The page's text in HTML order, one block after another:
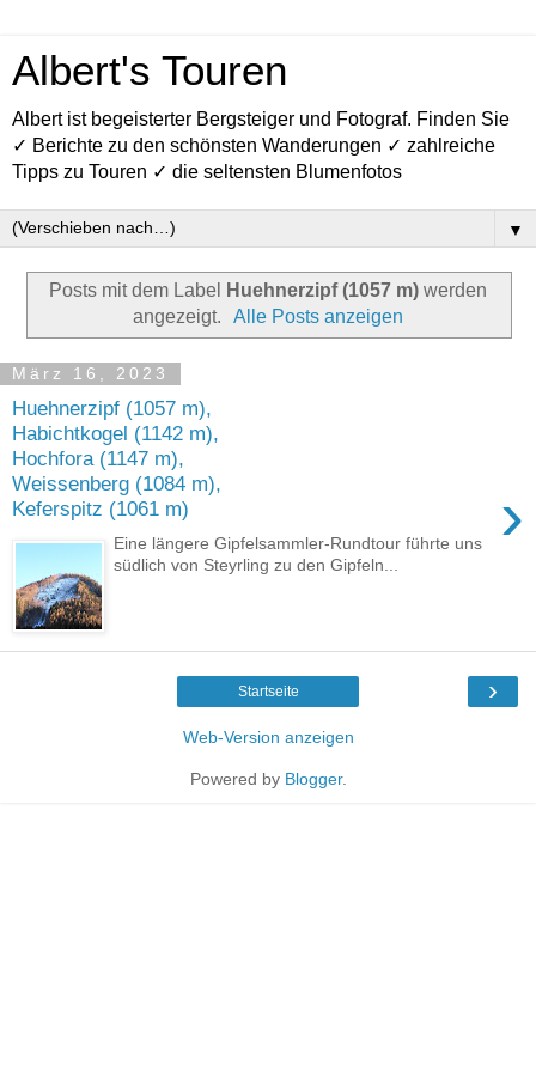
Albert's Touren
Albert ist begeisterter Bergsteiger und Fotograf. Finden Sie
✓ Berichte zu den schönsten Wanderungen ✓ zahlreiche
Tipps zu Touren ✓ die seltensten Blumenfotos
▼
Posts mit dem Label Huehnerzipf (1057 m) werden
angezeigt.
Alle Posts anzeigen
März 16, 2023
Huehnerzipf (1057 m),
Habichtkogel (1142 m),
Hochfora (1147 m),
Weissenberg (1084 m),
Keferspitz (1061 m)
›
Eine längere Gipfelsammler-Rundtour führte uns
südlich von Steyrling zu den Gipfeln...
›
Startseite
Web-Version anzeigen
Powered by Blogger.